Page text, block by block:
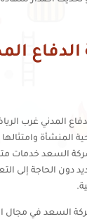
المدني غرب
المنشأة وامتثالها
شركة السعد
دون الحاجة إلى
السعد في مجال